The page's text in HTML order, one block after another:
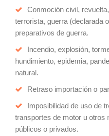
Conmoción civil,
terrorista, guerra (declarada
preparativos de guerra.
Incendio, explosión,
hundimiento, epidemia,
natural.
Retraso importación o
Imposibilidad de uso de
transportes de motor u otros
públicos o privados.